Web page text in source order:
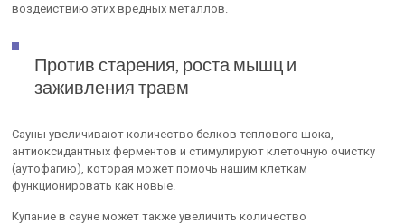
воздействию этих вредных металлов.
Против старения, роста мышц и
заживления травм
Сауны увеличивают количество белков теплового шока,
антиоксидантных ферментов и стимулируют клеточную очистку
(аутофагию), которая может помочь нашим клеткам
функционировать как новые.
Купание в сауне может также увеличить количество